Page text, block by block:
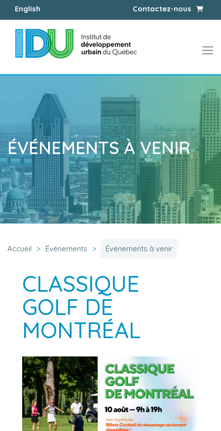
English Contactez-nous Panier
ÉVÉNEMENTS À VENIR
Accueil Événements Événements à venir
CLASSIQUE
GOLF DE
MONTRÉAL